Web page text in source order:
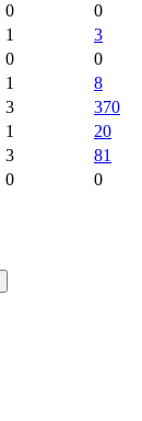
0 0
1 3
0 0
1 8
3 370
1 20
3 81
0 0